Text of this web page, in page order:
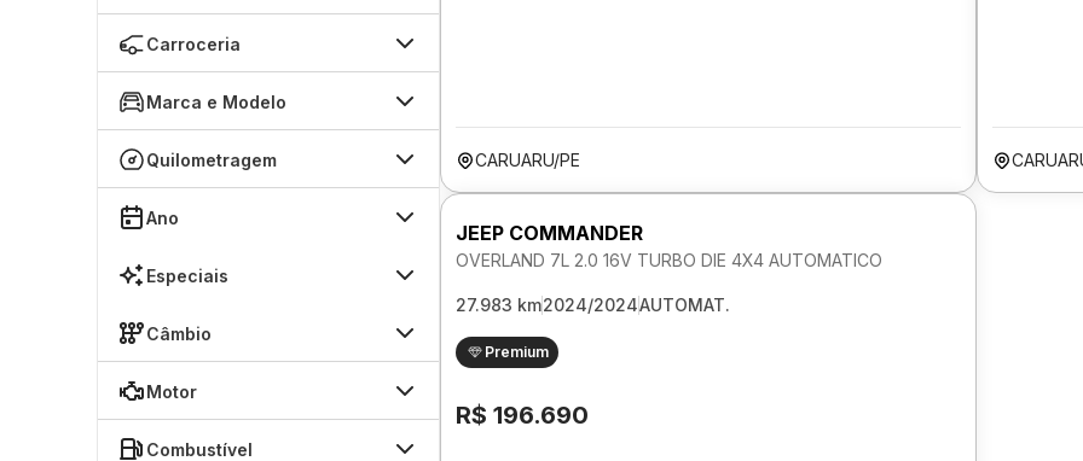
Carroceria
Marca e Modelo
Quilometragem
Ano
Especiais
Câmbio
Motor
Combustível
CARUARU/PE
JEEP COMMANDER
OVERLAND 7L 2.0 16V TURBO DIE 4X4 AUTOMATICO
27.983 km2024/2024AUTOMAT.
Premium
R$ 196.690